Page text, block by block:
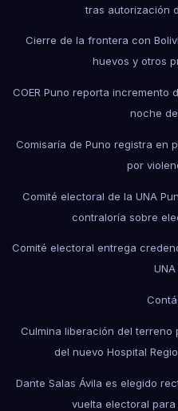
tras autorización
Cierre de la frontera con
huevos y otros
COER Puno reporta
noche
Comisaría de Puno registra en
por
Comité electoral de la UNA
contraloría sobre
Comité electoral entrega
Culmina liberación del
del nuevo Hospital
Dante Salas Ávila es elegido
vuelta electoral para